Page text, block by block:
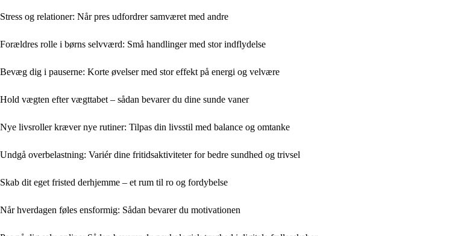
Stress og relationer: Når pres udfordrer samværet med andre
Forældres rolle i børns selvværd: Små handlinger med stor indflydelse
Bevæg dig i pauserne: Korte øvelser med stor effekt på energi og velvære
Hold vægten efter vægttabet – sådan bevarer du dine sunde vaner
Nye livsroller kræver nye rutiner: Tilpas din livsstil med balance og omtanke
Undgå overbelastning: Variér dine fritidsaktiviteter for bedre sundhed og trivsel
Skab dit eget fristed derhjemme – et rum til ro og fordybelse
Når hverdagen føles ensformig: Sådan bevarer du motivationen